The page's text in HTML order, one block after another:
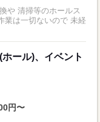
や 清掃等のホールス
業は一切ないので 未経
ール)、イベント
円〜